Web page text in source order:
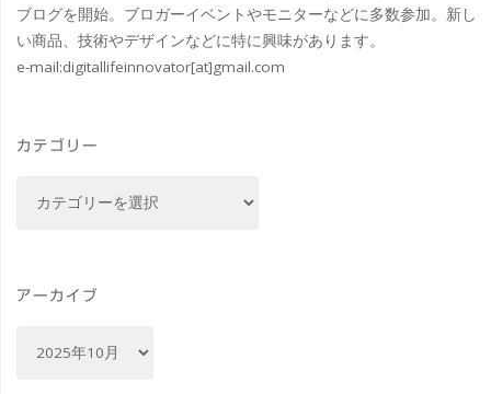
し
ま
#
ブログを開始。ブロガーイベントやモニターなどに多数参加。新し
い商品、技術やデザインなどに特に興味があります。
e-mail:digitallifeinnovator[at]gmail.com
カテゴリー
ー
アーカイブ